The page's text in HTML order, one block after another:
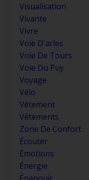
Visualisation
Vivante
Vivre
Voie D'arles
Voie De Tours
Voie Du Puy
Voyage
Vélo
Vêtement
Vêtements
Zone De Confort
Écouter
Émotions
Énergie